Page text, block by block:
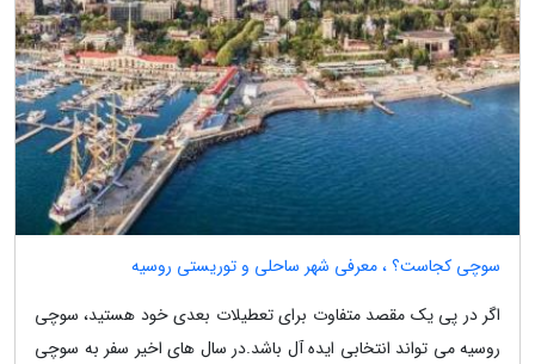
سوچی کجاست؟ ، معرفی شهر ساحلی و توریستی روسیه
اگر در پی یک مقصد متفاوت برای تعطیلات بعدی خود هستید، سوچی
روسیه می تواند انتخابی ایده آل باشد.در سال های اخیر سفر به سوچی